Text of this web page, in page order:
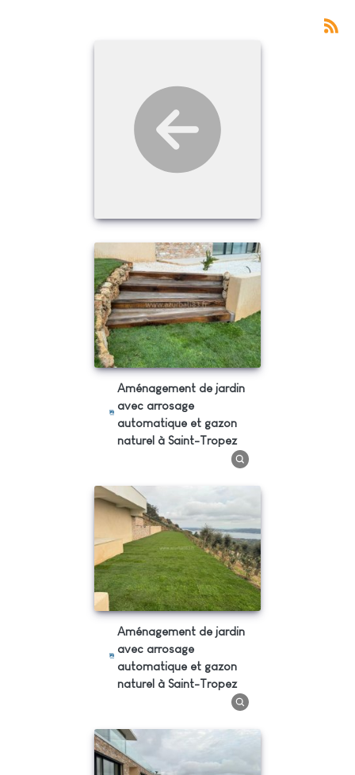
Aménagement de jardin
avec arrosage
automatique et gazon
naturel à Saint-Tropez
Aménagement de jardin
avec arrosage
automatique et gazon
naturel à Saint-Tropez